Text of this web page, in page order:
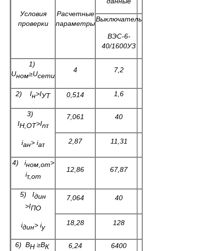
Условия
проверки
Расчетные
параметры
Выключатель
ВЭС-6-
40/1600УЗ
1)
Uном≥Uсети
4 7,2
2) Iн>IУТ 0,514 1,6
3)
IН,ОТ>Inτ
iан> iаτ
7,061 40
2,87 11,31
4) iном, от>
iτ,от
12,86 67,87
5) Iдин
>IПО
iдин> iу
7,064 40
18,28 128
6) ВН ≥ВК 6,24 6400